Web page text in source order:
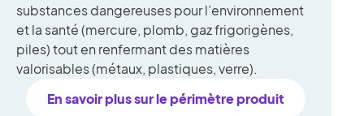
substances dangereuses pour l’environnement
et la santé (mercure, plomb, gaz frigorigènes,
piles) tout en renfermant des matières
valorisables (métaux, plastiques, verre).
En savoir plus sur le périmètre produit